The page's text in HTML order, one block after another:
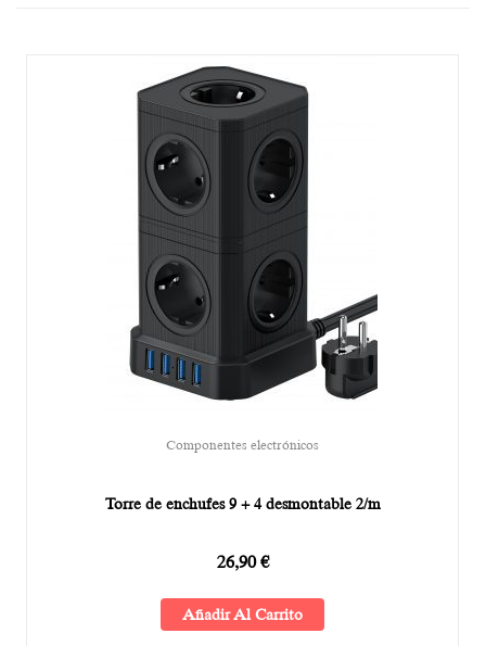
Componentes electrónicos
Torre de enchufes 9 + 4 desmontable 2/m
26,90€
Añadir Al Carrito